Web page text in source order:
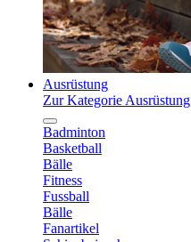
Ausrüstung
Zur Kategorie Ausrüstung
Badminton
Basketball
Bälle
Fitness
Fussball
Bälle
Fanartikel